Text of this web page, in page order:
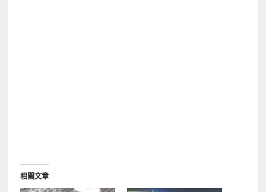
相關文章